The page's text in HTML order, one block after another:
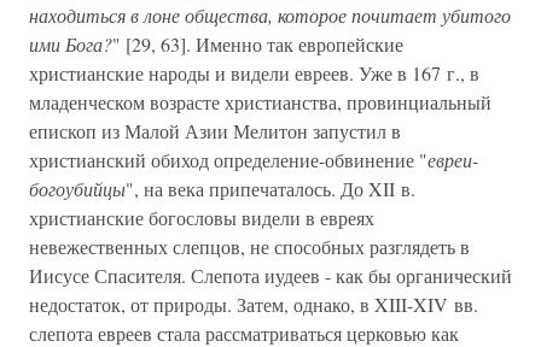
находиться в лоне общества, которое почитает убитого
ими Бога?" [29, 63]. Именно так европейские
христианские народы и видели евреев. Уже в 167 г., в
младенческом возрасте христианства, провинциальный
епископ из Малой Азии Мелитон запустил в
христианский обиход определение-обвинение "евреи-
богоубийцы", на века припечаталось. До XII в.
христианские богословы видели в евреях
невежественных слепцов, не способных разглядеть в
Иисусе Спасителя. Слепота иудеев - как бы органический
недостаток, от природы. Затем, однако, в XIII-XIV вв.
слепота евреев стала рассматриваться церковью как